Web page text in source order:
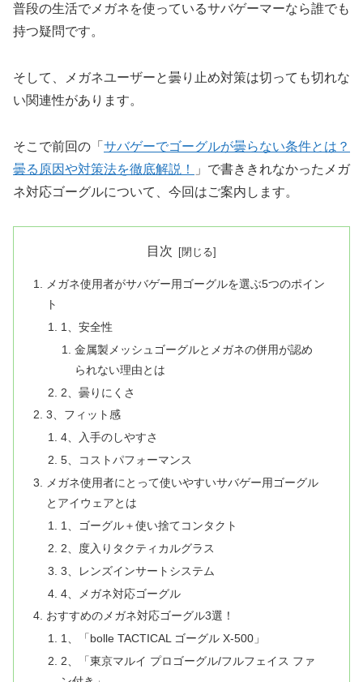
普段の生活でメガネを使っているサバゲーマーなら誰でも
持つ疑問です。
そして、メガネユーザーと曇り止め対策は切っても切れな
い関連性があります。
そこで前回の「 サバゲーでゴーグルが曇らない条件とは？
曇る原因や対策法を徹底解説！
」で書ききれなかったメガ
ネ対応ゴーグルについて、今回はご案内します。
目次
メガネ使用者がサバゲー用ゴーグルを選ぶ5つのポイン
ト
1、安全性
金属製メッシュゴーグルとメガネの併用が認め
られない理由とは
2、曇りにくさ
3、フィット感
4、入手のしやすさ
5、コストパフォーマンス
メガネ使用者にとって使いやすいサバゲー用ゴーグル
とアイウェアとは
1、ゴーグル＋使い捨てコンタクト
2、度入りタクティカルグラス
3、レンズインサートシステム
4、メガネ対応ゴーグル
おすすめのメガネ対応ゴーグル3選！
1、「bolle TACTICAL ゴーグル X-500」
2、「東京マルイ プロゴーグル/フルフェイス ファ